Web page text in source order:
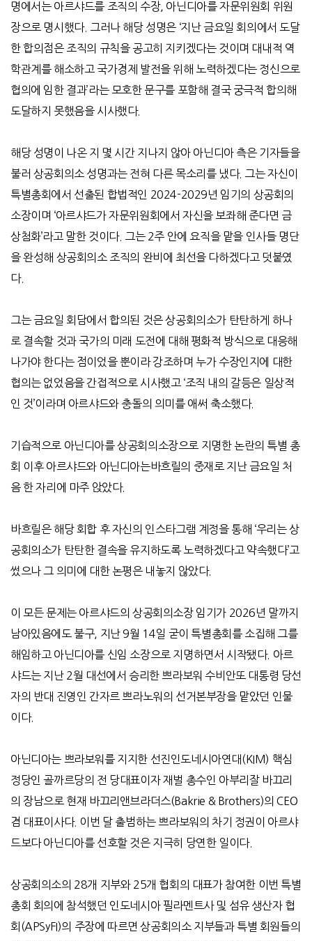
명에서는 아르샤드를 조직의 수장, 아닌디아를 자문위원회 위원
장으로 명시했다. 그러나 해당 성명은 ‘지난 금요일 회의에서 도달
한 합의점은 조직의 규칙을 공고히 지키겠다는 것이며 대내적 역
학관계를 해소하고 국가경제 발전을 위해 노력하겠다는 정신으로
협의에 임한 결과’라는 모호한 문구를 포함해 결국 궁극적 합의해
도달하지 못했음을 시사했다.
해당 성명이 나온 지 몇 시간 지나지 않아 아닌디아 측은 기자들을
불러 상공회의소 성명과는 전혀 다른 목소리를 냈다. 그는 자신이
특별총회에서 선출된 합법적인 2024-2029년 임기의 상공회의
소장이며 ‘아르샤드가 자문위원회에서 자신을 보좌해 준다면 금
상첨화’라고 말한 것이다. 그는2주 안에 요직을 맡을 인사들 명단
을 완성해 상공회의소 조직의 완비에 최선을 다하겠다고 덧붙였
다.
그는 금요일 회담에서 합의된 것은 상공회의소가 탄탄하게 하나
로 결속할 것과 국가의 미래 도전에 대해 평화적 방식으로 대응해
나가야 한다는 점이었을 뿐이라 강조하며 누가 수장인지에 대한
협의는 없었음을 간접적으로 시사했고 ‘조직 내의 갈등은 일상적
인 것’이라며 아르샤드와 충돌의 의미를 애써 축소했다.
기습적으로 아닌디아를 상공회의소장으로 지명한 논란의 특별 총
회 이후 아르샤드와 아닌디아는바흐릴의 중재로 지난 금요일 처
음 한 자리에 마주 앉았다.
바흐릴은 해당 회합 후 자신의 인스타그램 계정을 통해 ‘우리는 상
공회의소가 탄탄한 결속을 유지하도록 노력하겠다고 약속했다’고
썼으나 그 의미에 대한 논평은 내놓지 않았다.
이 모든 문제는 아르샤드의 상공회의소장 임기가 2026년 말까지
남아있음에도 불구, 지난9월 14일 굳이 특별총회를 소집해 그를
해임하고 아닌디아를 신임 소장으로 지명하면서 시작됐다. 아르
샤드는 지난2월 대선에서 승리한 쁘라보워 수비안또 대통령 당선
자의 반대 진영인 간자르 쁘라노워의 선거본부장을 맡았던 인물
이다.
아닌디아는 쁘라보워를 지지한 선진인도네시아연대(KIM) 핵심
정당인 골까르당의 전 당대표이자 재벌 총수인 아부리잘 바끄리
의 장남으로 현재 바끄리앤브라더스(Bakrie & Brothers)의 CEO
겸 대표이사다. 이번 달 출범하는 쁘라보워의 차기 정권이 아르샤
드보다 아닌디아를 선호할 것은 지극히 당연한 일이다.
상공회의소의 28개 지부와25개 협회의 대표가 참여한 이번 특별
총회 회의에 참석했던 인도네시아 필라멘트사 및 섬유 생산자 협
회 (APSyFI)의 주장에 따르면 상공회의소 지부들과 특별 회원들의